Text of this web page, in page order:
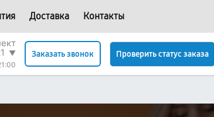
Доставка Контакты
▼
Заказать звонок Проверить статус заказа